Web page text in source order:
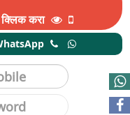
क्लिक करा